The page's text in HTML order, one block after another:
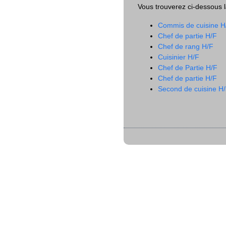
Vous trouverez ci-dessous
Commis de cuisine
Chef de partie H/F
Chef de rang H/F
Cuisinier H/F
Chef de Partie H/F
Chef de partie H/F
Second de cuisine